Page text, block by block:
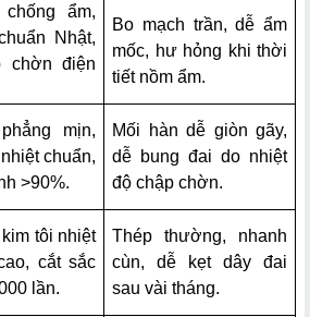
ẩm,
Nhật,
chờn điện
Bo mạch trần, dễ ẩm
mốc, hư hỏng khi thời
tiết nồm ẩm.
mịn,
chuẩn,
>90%.
Mối hàn dễ giòn gãy,
dễ bung đai do nhiệt
độ chập chờn.
tôi nhiệt
cắt sắc
lần.
Thép thường, nhanh
cùn, dễ kẹt dây đai
sau vài tháng.